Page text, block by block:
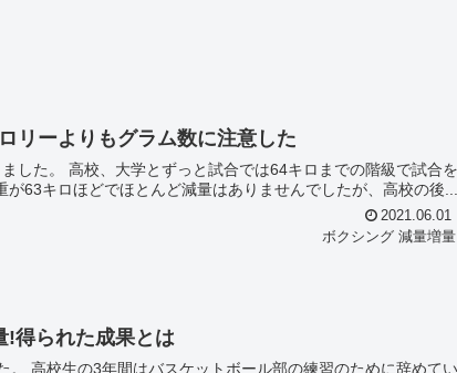
リーよりもグラム数に注意した
階級で試合を
年は体重が63キロほどでほとんど減量はありませんでしたが、高校の後...
2021.06.01
ボクシング 減量増量
!得られた成果とは
てい